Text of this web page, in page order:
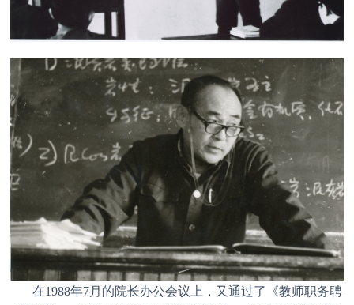
在1988年7月的院长办公会议上，又通过了《教师职务聘